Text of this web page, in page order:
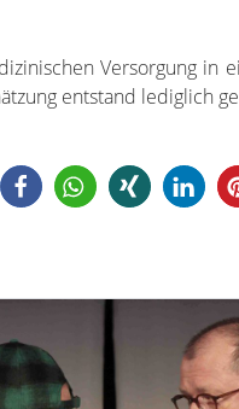
Versorgung in
entstand lediglich